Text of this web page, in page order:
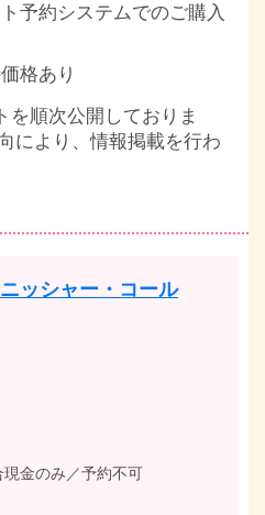
予約システムでのご購入
格あり
を順次公開しておりま
により、情報掲載を行わ
ッシャー・コール
金のみ／予約不可